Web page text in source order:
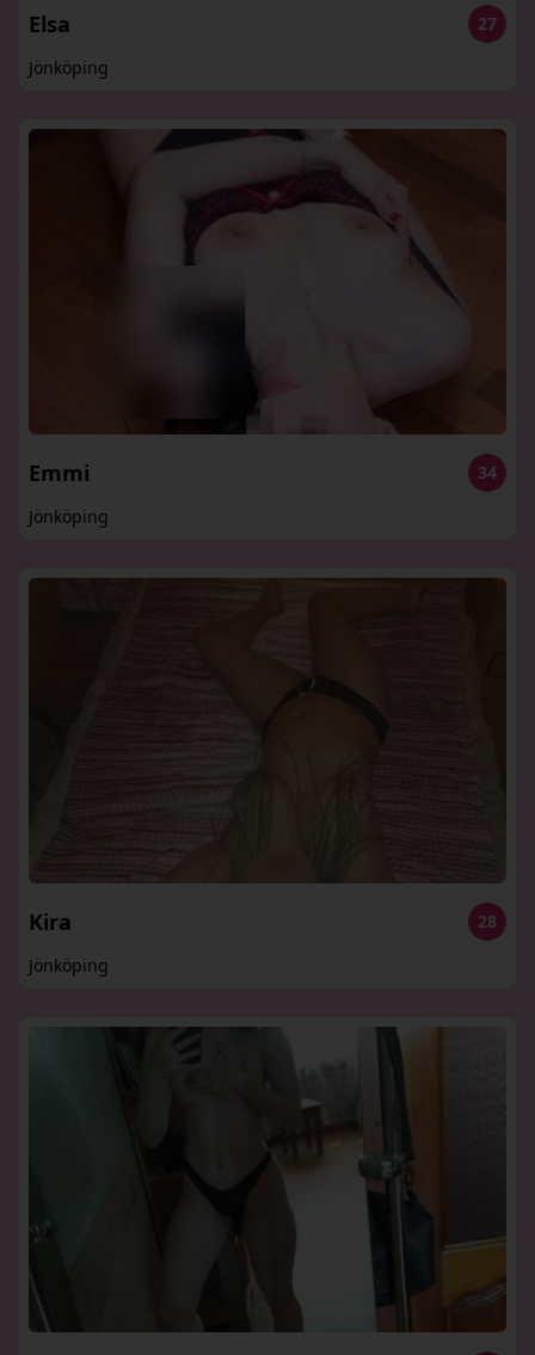
Elsa
27
Jönköping
Emmi
34
Jönköping
Kira
28
Jönköping